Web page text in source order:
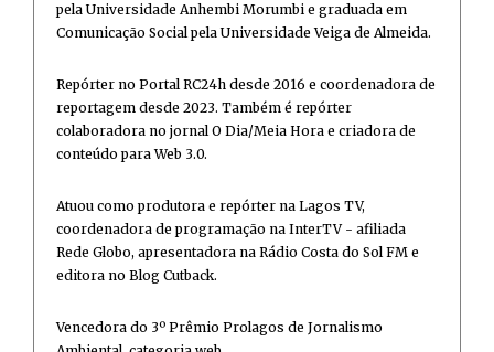
pela Universidade Anhembi Morumbi e graduada em
Comunicação Social pela Universidade Veiga de Almeida.
Repórter no Portal RC24h desde 2016 e coordenadora de
reportagem desde 2023. Também é repórter
colaboradora no jornal O Dia/Meia Hora e criadora de
conteúdo para Web 3.0.
Atuou como produtora e repórter na Lagos TV,
coordenadora de programação na InterTV - afiliada
Rede Globo, apresentadora na Rádio Costa do Sol FM e
editora no Blog Cutback.
Vencedora do 3º Prêmio Prolagos de Jornalismo